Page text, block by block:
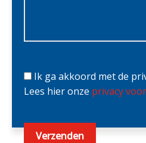
Ik ga akkoord met de
Lees hier onze privacy